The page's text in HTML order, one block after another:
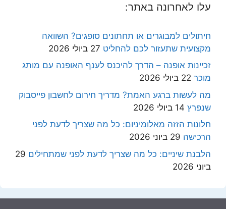
עלו לאחרונה באתר:
חיתולים למבוגרים או תחתונים סופגים? השוואה
מקצועית שתעזור לכם להחליט 27 ביולי 2026
זכיינות אופנה – הדרך להיכנס לענף האופנה עם מותג
מוכר 22 ביולי 2026
מה לעשות ברגע האמת? מדריך חירום לחשבון פייסבוק
שנפרץ 14 ביולי 2026
חלונות הזזה מאלומיניום: כל מה שצריך לדעת לפני
הרכישה 29 ביוני 2026
הלבנת שיניים: כל מה שצריך לדעת לפני שמתחילים 29
ביוני 2026